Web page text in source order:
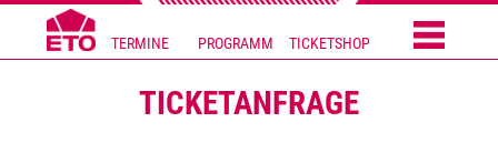
TERMINE PROGRAMM TICKETSHOP
TICKETANFRAGE